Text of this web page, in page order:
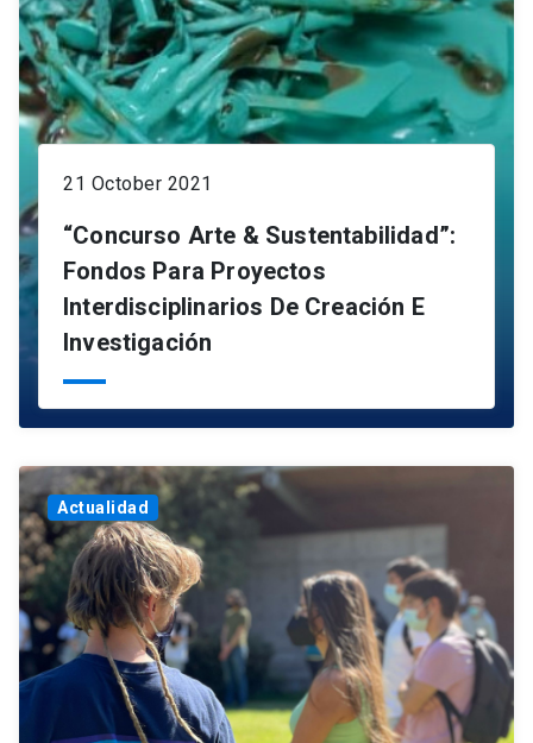
21 October 2021
“Concurso Arte & Sustentabilidad”:
Fondos Para Proyectos
Interdisciplinarios De Creación E
Investigación
Actualidad